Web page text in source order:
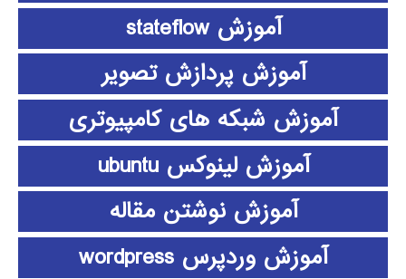
آموزش stateflow
آموزش پردازش تصویر
آموزش شبکه های کامپیوتری
آموزش لینوکس ubuntu
آموزش نوشتن مقاله
آموزش وردپرس wordpress